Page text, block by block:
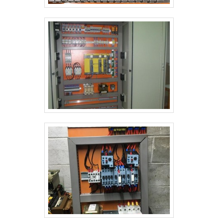
em auxiliar com suas dúvidas.EFICIÊNCIA E QUALIDADE
COMPROVADASApenas na DCC Soluções existe
variedade e qualidade quando o assunto for produtos
e soluções tecnológicas para projetos industriais,
comerciais e residenciais. Líder em qualidade, a
empresa oferece uma variedade de itens como
serviços de engenharia industrial e cabos de força
com ótima qualidade e precisão.Com o objetivo de
trazer a satisfação a todos os clientes, a empresa
entende que seu melhor destaque é conquistar a
confiança de cada um. Tudo isso só é possível
através do investimento em equipamentos modernos
e profissionais experientes. A DCC Soluções é uma
empresa que tem feito a diferença no mercado pela
seriedade e qualidade, que fecham todo o ciclo de
entrega com excelência para seus parceiros..